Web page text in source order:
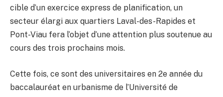
cible d’un exercice express de planification, un
secteur élargi aux quartiers Laval-des-Rapides et
Pont-Viau fera l’objet d’une attention plus soutenue au
cours des trois prochains mois.
Cette fois, ce sont des universitaires en 2e année du
baccalauréat en urbanisme de l’Université de